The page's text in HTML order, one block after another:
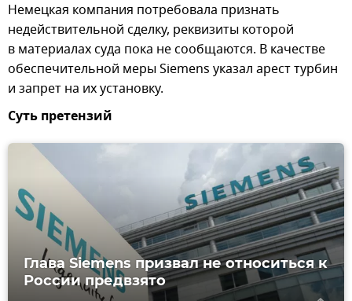
Немецкая компания потребовала признать
недействительной сделку, реквизиты которой
в материалах суда пока не сообщаются. В качестве
обеспечительной меры Siemens указал арест турбин
и запрет на их установку.
Суть претензий
Глава Siemens призвал не относиться к
России предвзято